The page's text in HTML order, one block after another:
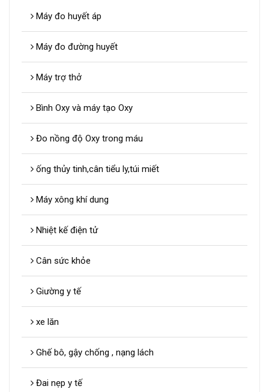
Máy đo huyết áp
Máy đo đường huyết
Máy trợ thở
Bình Oxy và máy tạo Oxy
Đo nồng độ Oxy trong máu
ống thủy tinh,cân tiểu ly,túi miết
Máy xông khí dung
Nhiệt kế điện tử
Cân sức khỏe
Giường y tế
xe lăn
Ghế bô, gậy chống , nạng lách
Đai nẹp y tế